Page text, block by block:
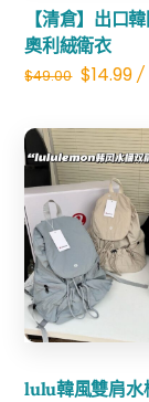
【清倉】出口
奧利絨衛衣
$49.00 Original
was:
$49.00.
$14.99
is:
/
lulu韓風雙肩水